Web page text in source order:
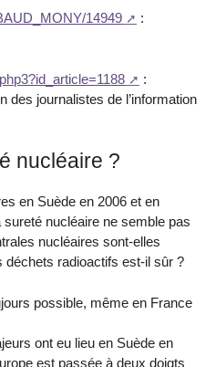
14949
:
:
des journalistes de l’information
nucléaire ?
en Suède en 2006 et en
nucléaire ne semble pas
nucléaires sont-elles
radioactifs est-il sûr ?
possible, même en France
ont eu lieu en Suède en
est passée à deux doigts